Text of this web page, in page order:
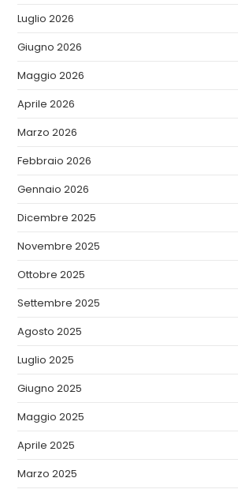
Luglio 2026
Giugno 2026
Maggio 2026
Aprile 2026
Marzo 2026
Febbraio 2026
Gennaio 2026
Dicembre 2025
Novembre 2025
Ottobre 2025
Settembre 2025
Agosto 2025
Luglio 2025
Giugno 2025
Maggio 2025
Aprile 2025
Marzo 2025